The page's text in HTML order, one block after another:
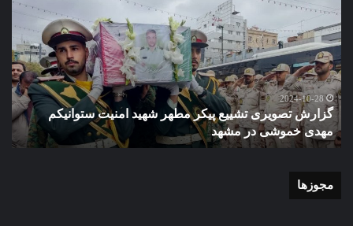
تشییع
پیکر
مطهر
شهید
امنیت
ستوانیکم
مهدی
خموشی
در
2024-10-28
گزارش تصویری تشییع پیکر مطهر شهید امنیت ستوانیکم
مهدی خموشی در مشهد
با
مجوزها